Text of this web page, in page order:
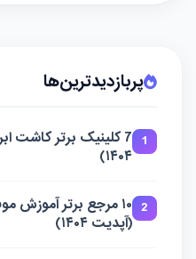
پربازدیدترین‌ها
1
7 کلینیک برتر کاشت
۱۴۰۴)
2
۱۰ مرجع برتر آموزش
(آپدیت ۱۴۰۴)